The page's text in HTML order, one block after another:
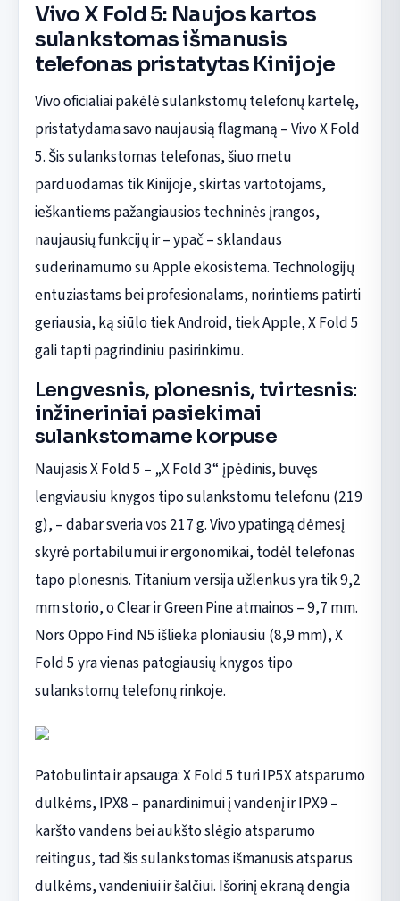
Vivo X Fold 5: Naujos kartos
sulankstomas išmanusis
telefonas pristatytas Kinijoje
Vivo oficialiai pakėlė sulankstomų telefonų kartelę,
pristatydama savo naujausią flagmaną – Vivo X Fold
5. Šis sulankstomas telefonas, šiuo metu
parduodamas tik Kinijoje, skirtas vartotojams,
ieškantiems pažangiausios techninės įrangos,
naujausių funkcijų ir – ypač – sklandaus
suderinamumo su Apple ekosistema. Technologijų
entuziastams bei profesionalams, norintiems patirti
geriausia, ką siūlo tiek Android, tiek Apple, X Fold 5
gali tapti pagrindiniu pasirinkimu.
Lengvesnis, plonesnis, tvirtesnis:
inžineriniai pasiekimai
sulankstomame korpuse
Naujasis X Fold 5 – „X Fold 3“ įpėdinis, buvęs
lengviausiu knygos tipo sulankstomu telefonu (219
g), – dabar sveria vos 217 g. Vivo ypatingą dėmesį
skyrė portabilumui ir ergonomikai, todėl telefonas
tapo plonesnis. Titanium versija užlenkus yra tik 9,2
mm storio, o Clear ir Green Pine atmainos – 9,7 mm.
Nors Oppo Find N5 išlieka ploniausiu (8,9 mm), X
Fold 5 yra vienas patogiausių knygos tipo
sulankstomų telefonų rinkoje.
Patobulinta ir apsauga: X Fold 5 turi IP5X atsparumo
dulkėms, IPX8 – panardinimui į vandenį ir IPX9 –
karšto vandens bei aukšto slėgio atsparumo
reitingus, tad šis sulankstomas išmanusis atsparus
dulkėms, vandeniui ir šalčiui. Išorinį ekraną dengia